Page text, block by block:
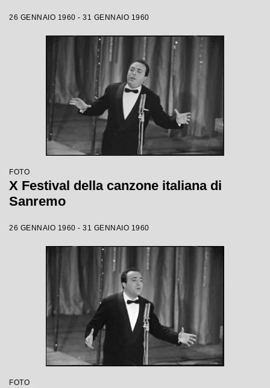
26 GENNAIO 1960 - 31 GENNAIO 1960
FOTO
X Festival della canzone italiana di
Sanremo
26 GENNAIO 1960 - 31 GENNAIO 1960
FOTO